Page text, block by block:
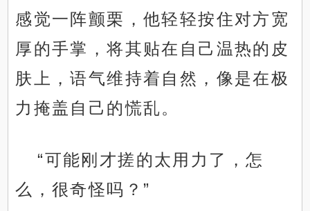
感觉一阵颤栗，他轻轻按住对方宽
厚的手掌，将其贴在自己温热的皮
肤上，语气维持着自然，像是在极
力掩盖自己的慌乱。
“可能刚才搓的太用力了，怎
么，很奇怪吗？”